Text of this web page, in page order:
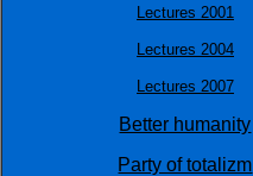
Lectures 2001
Lectures 2004
Lectures 2007
Better humanity
Party of totalizm